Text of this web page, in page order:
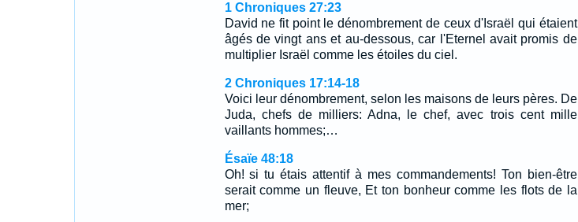
1 Chroniques 27:23
David ne fit point le dénombrement de ceux d'Israël qui étaient
âgés de vingt ans et au-dessous, car l'Eternel avait promis de
multiplier Israël comme les étoiles du ciel.
2 Chroniques 17:14-18
Voici leur dénombrement, selon les maisons de leurs pères. De
Juda, chefs de milliers: Adna, le chef, avec trois cent mille
vaillants hommes;…
Ésaïe 48:18
Oh! si tu étais attentif à mes commandements! Ton bien-être
serait comme un fleuve, Et ton bonheur comme les flots de la
mer;